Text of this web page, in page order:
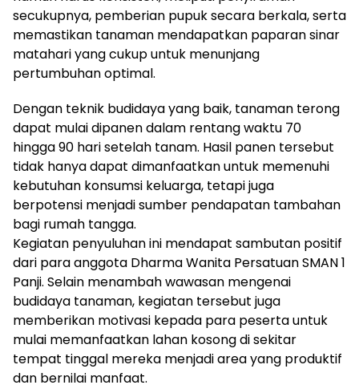
secukupnya, pemberian pupuk secara berkala, serta
memastikan tanaman mendapatkan paparan sinar
matahari yang cukup untuk menunjang
pertumbuhan optimal.
Dengan teknik budidaya yang baik, tanaman terong
dapat mulai dipanen dalam rentang waktu 70
hingga 90 hari setelah tanam. Hasil panen tersebut
tidak hanya dapat dimanfaatkan untuk memenuhi
kebutuhan konsumsi keluarga, tetapi juga
berpotensi menjadi sumber pendapatan tambahan
bagi rumah tangga.
Kegiatan penyuluhan ini mendapat sambutan positif
dari para anggota Dharma Wanita Persatuan SMAN 1
Panji. Selain menambah wawasan mengenai
budidaya tanaman, kegiatan tersebut juga
memberikan motivasi kepada para peserta untuk
mulai memanfaatkan lahan kosong di sekitar
tempat tinggal mereka menjadi area yang produktif
dan bernilai manfaat.